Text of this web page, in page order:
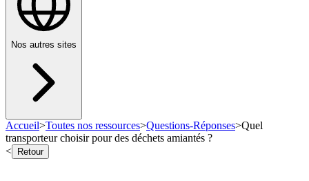
Nos autres sites
Accueil>Toutes nos ressources>Questions-Réponses>Quel
transporteur choisir pour des déchets amiantés ?
<
Retour